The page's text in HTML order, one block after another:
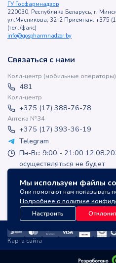
Мы используем файлы
Они помогают нам показывать
Подробнее о политике
Настроить
ГУ Госфармнадзор
220030, Республика Беларусь, г.
ул.Мясникова, 32-2 Приемная: +375
(тел./факс)
info@gospharmnadzor.by
Связаться с нами
Колл-центр (мобильные операторы)
481
Колл-центр
+375 (17) 388-76-78
Аптека №34
+375 (17) 393-36-19
Telegram
Пн-Вс: 9:00 - 21:00
осуществляться не будет
inlek_apteka
inlek_apteka
Карта сайта